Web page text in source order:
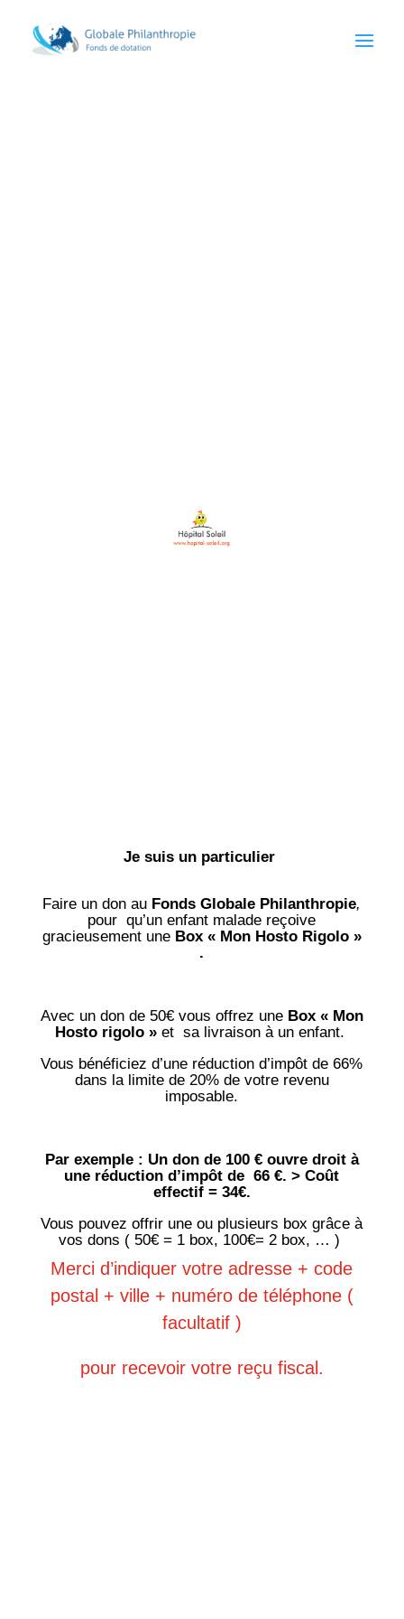
Je suis un particulier
Faire un don au Fonds Globale Philanthropie,
pour qu’un enfant malade reçoive
gracieusement uneBox « Mon Hosto Rigolo »
.
Avec un don de 50€ vous offrez une Box « Mon
Hosto rigolo » et sa livraison à un enfant.
Vous bénéficiez d’une réduction d’impôt de 66%
dans la limite de 20% de votre revenu
imposable.
Par exemple : Un don de 100 € ouvre droit à
une réduction d’impôt de 66 €. > Coût
effectif = 34€.
Vous pouvez offrir une ou plusieurs box grâce à
vos dons ( 50€ = 1 box, 100€= 2 box, … )
Merci d’indiquer votre adresse + code
postal + ville + numéro de téléphone (
facultatif )
pour recevoir votre reçu fiscal.